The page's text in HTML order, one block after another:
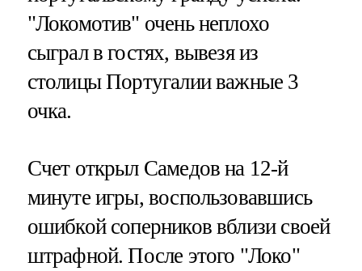
"Локомотив" очень неплохо
сыграл в гостях, вывезя из
столицы Португалии важные 3
очка.
Счет открыл Самедов на 12-й
минуте игры, воспользовавшись
ошибкой соперников вблизи своей
штрафной. После этого "Локо"